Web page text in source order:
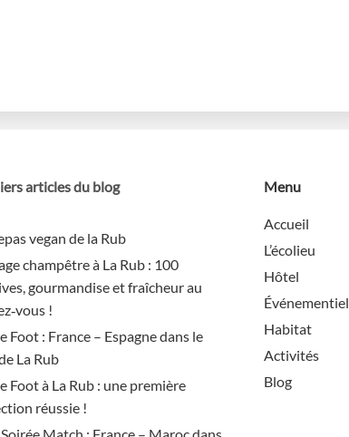
articles du blog
vegan de la Rub
champêtre à La Rub : 100
gourmandise et fraîcheur au
!
Foot : France – Espagne dans le
La Rub
Foot à La Rub : une première
réussie !
Match : France – Maroc dans
Menu
Accueil
L’écolieu
Hôtel
Événementiel
Habitat
Activités
Blog